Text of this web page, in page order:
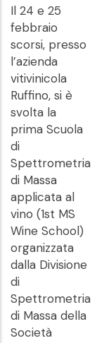
Il 24 e 25
febbraio
scorsi, presso
l’azienda
vitivinicola
Ruffino, si è
svolta la
prima Scuola
di
Spettrometria
di Massa
applicata al
vino (1st MS
Wine School)
organizzata
dalla Divisione
di
Spettrometria
di Massa della
Società